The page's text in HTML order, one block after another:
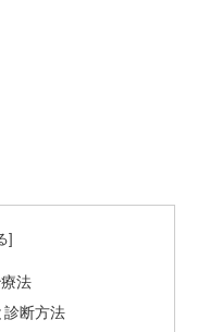
法
診断方法